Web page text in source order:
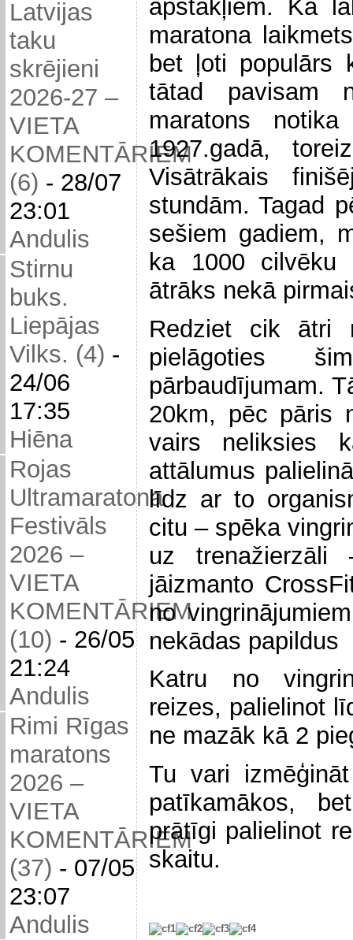
Latvijas
taku
skrējieni
2026-27 –
VIETA
KOMENTĀRIEM
(6) - 28/07
23:01
Andulis
Stirnu
buks.
Liepājas
Vilks. (4) -
24/06
17:35
Hiēna
Rojas
Ultramaratona
Festivāls
2026 –
VIETA
KOMENTĀRIEM
(10) - 26/05
21:24
Andulis
Rimi Rīgas
maratons
2026 –
VIETA
KOMENTĀRIEM
(37) - 07/05
23:07
Andulis
apstākļiem. Kā
maratona
bet ļoti populārs
tātad pavisam
maratons
1927.gadā,
Visātrākais
stundām. Tagad
sešiem gadiem,
ka 1000 cilvēku
ātrāks nekā
Redziet cik ātri
pielāgoties
pārbaudījumam.
20km, pēc pāris
vairs neliksies
attālumus
līdz ar to
citu – spēka
uz
jāizmanto
no
nekādas papildus
Katru no
reizes, palielinot
ne mazāk kā 2
Tu vari
patīkamākos,
prātīgi palielinot
skaitu.